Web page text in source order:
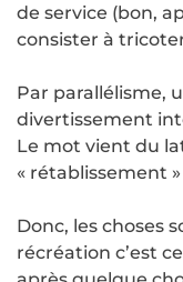
de service (bon,
consister à
Par parallélisme,
divertissement
Le mot vient du
« rétablissement
Donc, les choses
récréation c’est